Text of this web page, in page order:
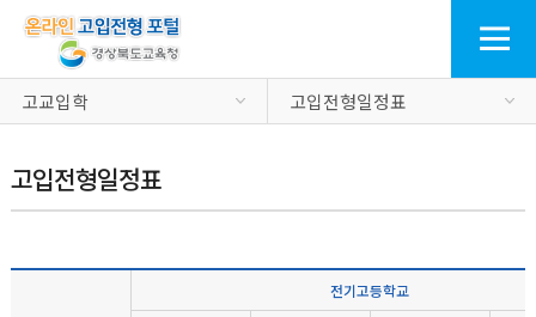
고교입학 고입전형일정표
고입전형일정표
전기고등학교